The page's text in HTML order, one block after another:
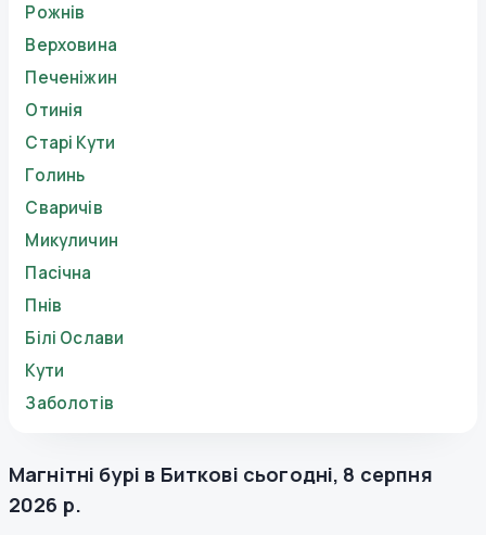
Рожнів
Верховина
Печеніжин
Отинія
Старі Кути
Голинь
Сваричів
Микуличин
Пасічна
Пнів
Білі Ослави
Кути
Заболотів
Магнітні бурі в Биткові сьогодні, 8 серпня
2026 р.